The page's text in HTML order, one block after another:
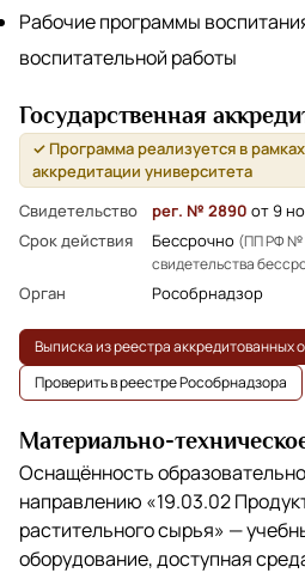
Рабочие программы
воспитательной работы
Государственная
✓ Программа реализуется в
аккредитации университета
Свидетельство
рег. № 2890 от 9
Срок действия
Бессрочно (ПП РФ №
свидетельства
Орган Рособрнадзор
Выписка из реестра аккредитованных
Проверить в реестре Рособрнадзора
Материально-
Оснащённость
направлению «19.03.02
растительного сырья» —
оборудование, доступная